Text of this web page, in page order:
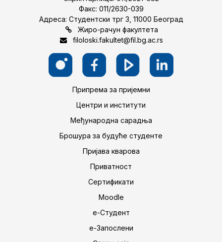
Факс: 011/2630-039
Адреса: Студентски трг 3, 11000 Београд
Жиро-рачун факултета
filoloski.fakultet@fil.bg.ac.rs
Припрема за пријемни
Центри и институти
Међународна сарадња
Брошура за будуће студенте
Пријава кварова
Приватност
Сертификати
Moodle
е-Студент
е-Запослени